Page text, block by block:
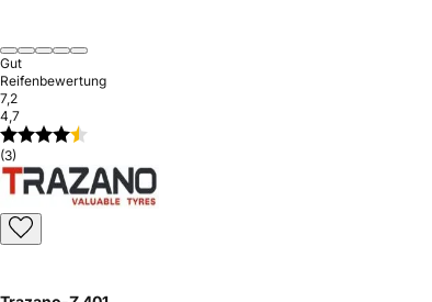
Gut
Reifenbewertung
7,2
4,7
(3)